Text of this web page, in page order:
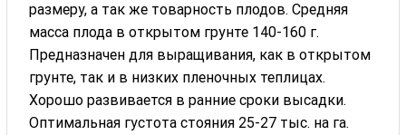
размеру, а так же товарность плодов. Средняя
масса плода в открытом грунте 140-160 г.
Предназначен для выращивания, как в открытом
грунте, так и в низких пленочных теплицах.
Хорошо развивается в ранние сроки высадки.
Оптимальная густота стояния 25-27 тыс. на га.